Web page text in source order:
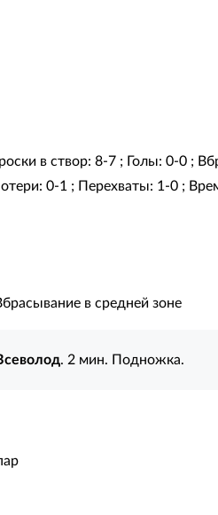
в створ: 8-7 ; Голы: 0-0 ;
0-1 ; Перехваты: 1-0 ;
в средней зоне
. 2 мин. Подножка.